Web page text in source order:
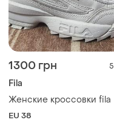
1300 грн 5
Fila
Женские кроссовки fila
EU 38